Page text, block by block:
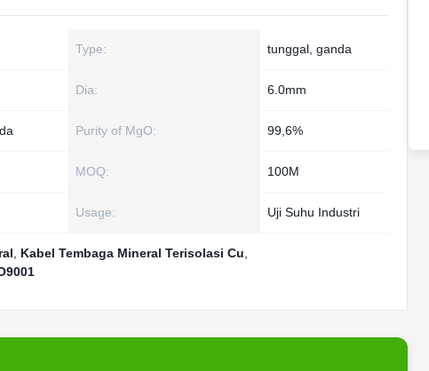
Type: tunggal, ganda
Dia: 6.0mm
Purity of MgO: 99,6%
MOQ: 100M
Usage: Uji Suhu Industri
Kabel Tembaga Mineral Terisolasi Cu